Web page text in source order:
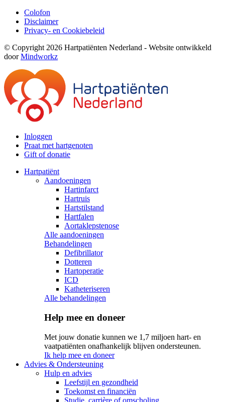
Colofon
Disclaimer
Privacy- en Cookiebeleid
© Copyright 2026 Hartpatiënten Nederland - Website ontwikkeld
doorMindworkz
Inloggen
Praat met hartgenoten
Gift of donatie
Hartpatiënt
Aandoeningen
Hartinfarct
Hartruis
Hartstilstand
Hartfalen
Aortaklepstenose
Alle aandoeningen
Behandelingen
Defibrillator
Dotteren
Hartoperatie
ICD
Katheteriseren
Alle behandelingen
Help mee en doneer
Met jouw donatie kunnen we 1,7 miljoen hart- en
vaatpatiënten onafhankelijk blijven ondersteunen.
Ik help mee en doneer
Advies & Ondersteuning
Hulp en advies
Leefstijl en gezondheid
Toekomst en financiën
Studie, carrière of omscholing